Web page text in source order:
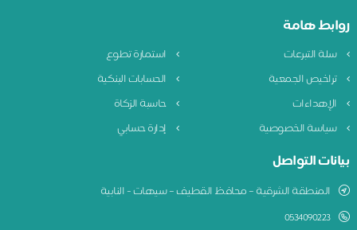
روابط هامة
سلة التبرعات
استمارة تطوع
تراخيص الجمعية
الحسابات البنكية
الإهداءات
حاسبة الزكاة
سياسة الخصوصية
إدارة حسابي
بيانات التواصل
المنطقة الشرقية – محافظ القطيف – سيهات - النابية
0534090223